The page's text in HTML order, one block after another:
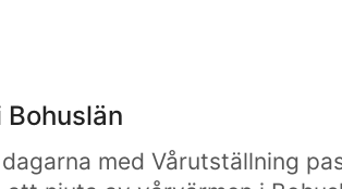
med Vårutställning